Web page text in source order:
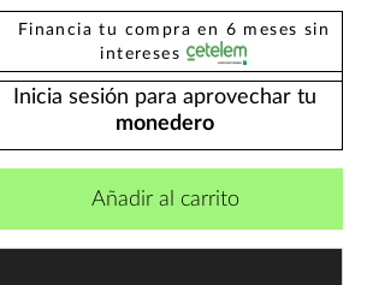
Financia tu compra en 6 meses sin
intereses
Inicia sesión para aprovechar tu
monedero
Añadir al carrito